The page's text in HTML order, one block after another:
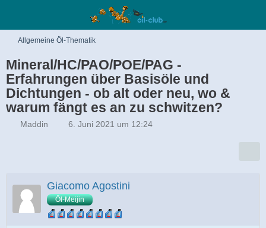
Allgemeine Öl-Thematik
Mineral/HC/PAO/POE/PAG -
Erfahrungen über Basisöle und
Dichtungen - ob alt oder neu, wo &
warum fängt es an zu schwitzen?
Maddin 6. Juni 2021 um 12:24
Giacomo Agostini
Öl-Meijin